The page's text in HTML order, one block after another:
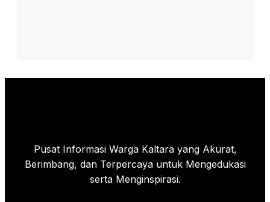
Pusat Informasi Warga Kaltara yang Akurat,
Berimbang, dan Terpercaya untuk Mengedukasi
serta Menginspirasi.